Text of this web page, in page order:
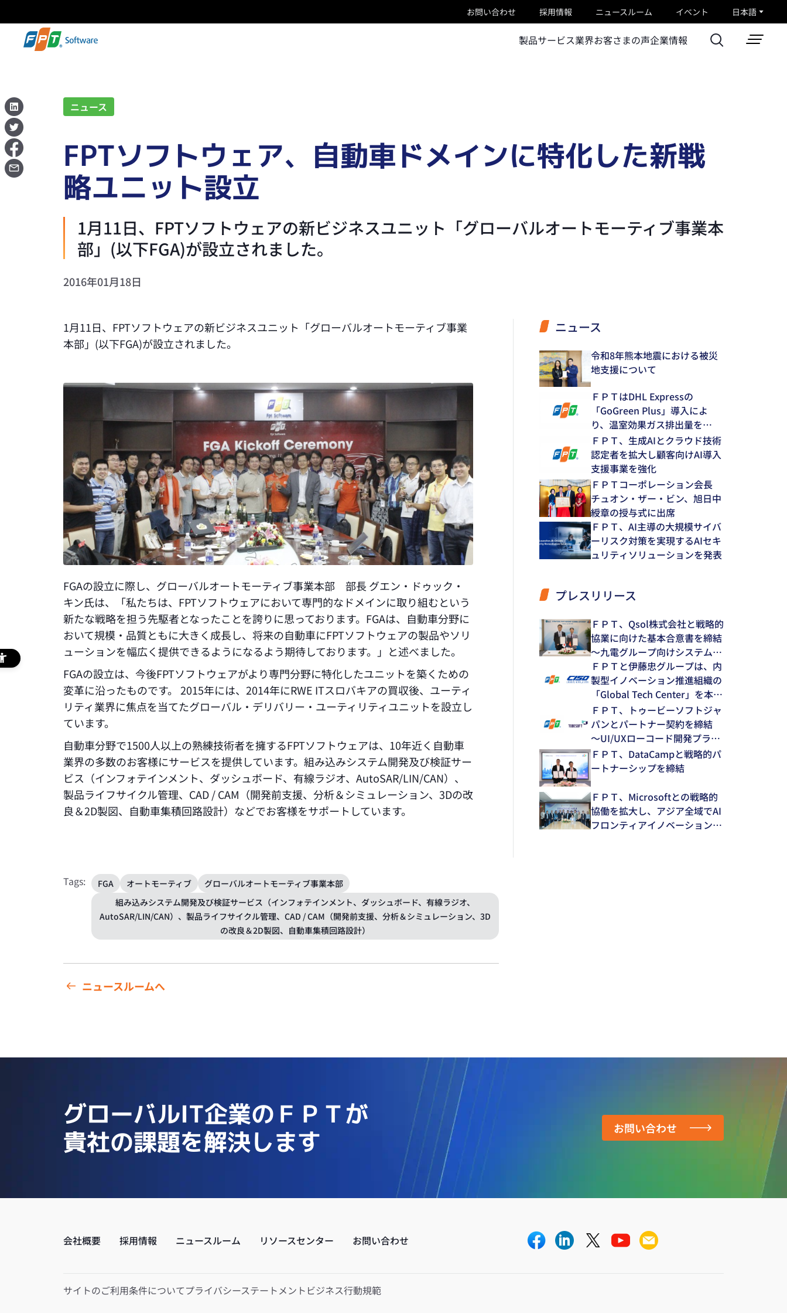
お問い合わせ 採用情報 ニュースルーム イベント 日本語
製品サービス業界お客さまの声企業情報
ニュース
FPTソフトウェア、自動車ドメインに特化した新戦
略ユニット設立
1月11日、FPTソフトウェアの新ビジネスユニット「グローバルオートモーティブ事業本
部」(以下FGA)が設立されました。
2016年01月18日
1月11日、FPTソフトウェアの新ビジネスユニット「グローバルオートモーティブ事業
本部」(以下FGA)が設立されました。
FGAの設立に際し、グローバルオートモーティブ事業本部 部長 グエン・ドゥック・
キン氏は、「私たちは、FPTソフトウェアにおいて専門的なドメインに取り組むという
新たな戦略を担う先駆者となったことを誇りに思っております。FGAは、自動車分野に
おいて規模・品質ともに大きく成長し、将来の自動車にFPTソフトウェアの製品やソリ
ューションを幅広く提供できるようになるよう期待しております。」と述べました。
FGAの設立は、今後FPTソフトウェアがより専門分野に特化したユニットを築くための
変革に沿ったものです。 2015年には、2014年にRWE ITスロバキアの買収後、ユーティ
リティ業界に焦点を当てたグローバル・デリバリー・ユーティリティユニットを設立し
ています。
自動車分野で1500人以上の熟練技術者を擁するFPTソフトウェアは、10年近く自動車
業界の多数のお客様にサービスを提供しています。組み込みシステム開発及び検証サー
ビス（インフォテインメント、ダッシュボード、有線ラジオ、AutoSAR/LIN/CAN）、
製品ライフサイクル管理、CAD / CAM（開発前支援、分析＆シミュレーション、3Dの改
良＆2D製図、自動車集積回路設計）などでお客様をサポートしています。
Tags: FGA オートモーティブ
グローバルオートモーティブ事業本部
組み込みシステム開発及び検証サービス（インフォテインメント、ダッシュボード、有線ラジオ、
AutoSAR/LIN/CAN）、製品ライフサイクル管理、CAD / CAM（開発前支援、分析＆シミュレーション、3D
の改良＆2D製図、自動車集積回路設計）
ニュースルームへ
ニュース
令和8年熊本地震における被災
地支援について
ＦＰＴはDHL Expressの
「GoGreen Plus」導入によ
り、温室効果ガス排出量を
12.8％削減
ＦＰＴ、生成AIとクラウド技術
認定者を拡大し顧客向けAI導入
支援事業を強化
ＦＰＴコーポレーション会長
チュオン・ザー・ビン、旭日中
綬章の授与式に出席
ＦＰＴ、AI主導の大規模サイバ
ーリスク対策を実現するAIセキ
ュリティソリューションを発表
プレスリリース
ＦＰＴ、Qsol株式会社と戦略的
協業に向けた基本合意書を締結
～九電グループ向けシステム開
発・運用保守領域で中長期的な
協業を推進～
ＦＰＴと伊藤忠グループは、内
製型イノベーション推進組織の
「Global Tech Center」を本格
始動
ＦＰＴ、トゥービーソフトジャ
パンとパートナー契約を締結
～UI/UXローコード開発プラッ
トフォーム「NEXACRO」の技
術支援体制を強化～
ＦＰＴ、DataCampと戦略的パ
ートナーシップを締結
ＦＰＴ、Microsoftとの戦略的
協働を拡大し、アジア全域でAI
フロンティアイノベーションを
グローバルIT企業のＦＰＴが
貴社の課題を解決します
お問い合わせ
会社概要 採用情報 ニュースルーム リソースセンター お問い合わせ
サイトのご利用条件についてプライバシーステートメント ビジネス行動規範